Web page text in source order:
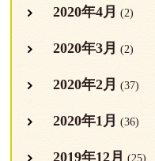
2020年4月 (2)
2020年3月 (2)
2020年2月 (37)
2020年1月 (36)
2019年12月 (25)